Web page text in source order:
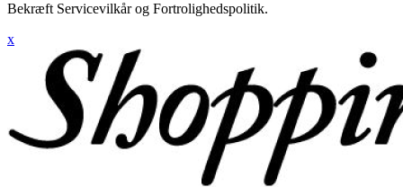
Bekræft Servicevilkår og Fortrolighedspolitik.
x